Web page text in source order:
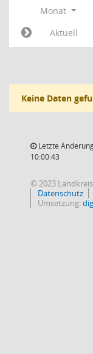
Monat
Aktuell
Keine Daten
Letzte
10:00:43
© 2023
Datenschutz
Umsetzung: